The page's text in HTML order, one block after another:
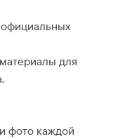
для
фото каждой